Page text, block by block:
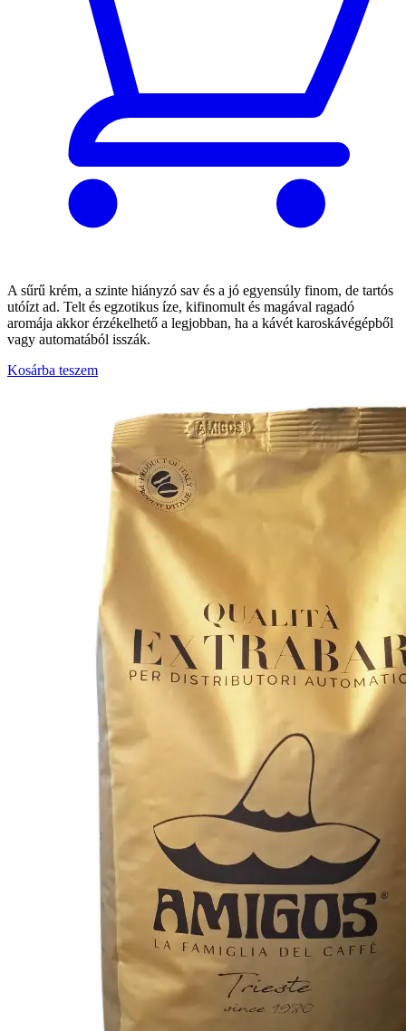
A sűrű krém, a szinte hiányzó sav és a jó egyensúly finom, de tartós
utóízt ad. Telt és egzotikus íze, kifinomult és magával ragadó
aromája akkor érzékelhető a legjobban, ha a kávét karoskávégépből
vagy automatából isszák.
Kosárba teszem